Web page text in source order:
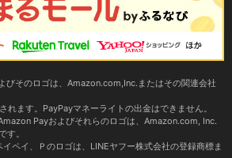
そのロゴは、Amazon.com,Inc.またはその関連会社
れます。PayPayマネーライトの出金はできません。
Payおよびそれらのロゴは、Amazon.com, Inc.
す。
ペイ、Ｐのロゴは、LINEヤフー株式会社の登録商標ま